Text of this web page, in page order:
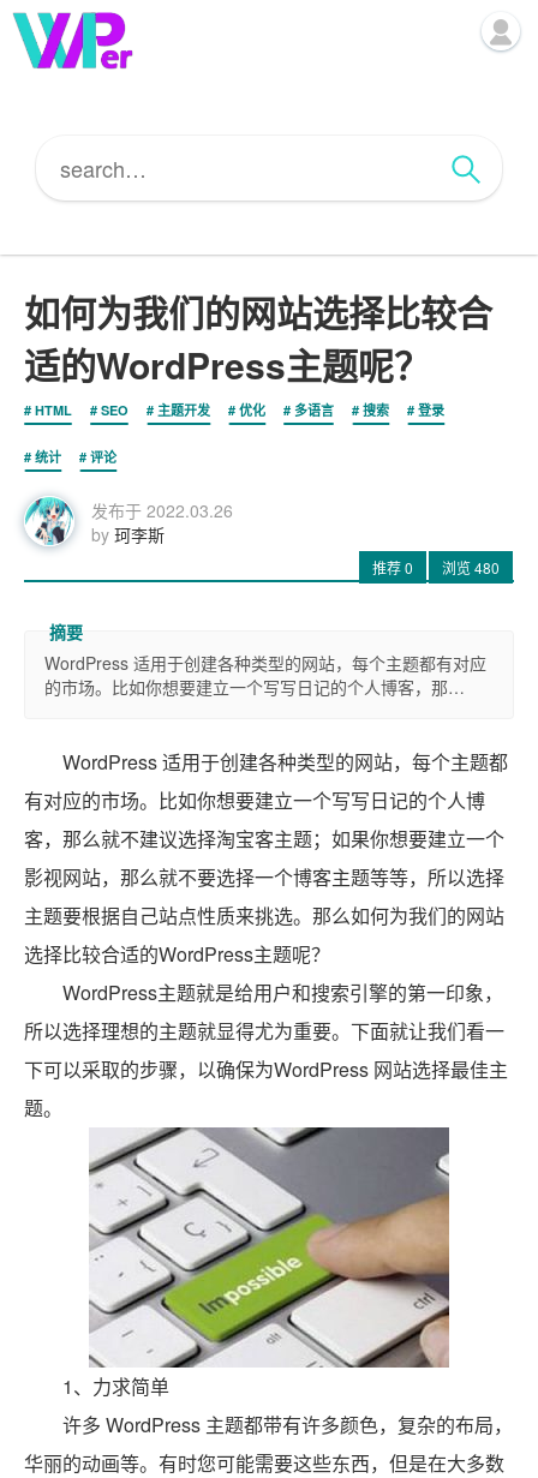
如何为我们的网站选择比较合
适的WordPress主题呢？
HTML SEO 主题开发 优化 多语言 搜索 登录
统计 评论
发布于 2022.03.26
by 珂李斯
推荐0 浏览480
WordPress 适用于创建各种类型的网站，每个主题都有对应
的市场。比如你想要建立一个写写日记的个人博客，那…
WordPress 适用于创建各种类型的网站，每个主题都
有对应的市场。比如你想要建立一个写写日记的个人博
客，那么就不建议选择淘宝客主题；如果你想要建立一个
影视网站，那么就不要选择一个博客主题等等，所以选择
主题要根据自己站点性质来挑选。那么如何为我们的网站
选择比较合适的WordPress主题呢？
WordPress主题就是给用户和搜索引擎的第一印象，
所以选择理想的主题就显得尤为重要。下面就让我们看一
下可以采取的步骤，以确保为WordPress 网站选择最佳主
题。
1、力求简单
许多 WordPress 主题都带有许多颜色，复杂的布局，
华丽的动画等。有时您可能需要这些东西，但是在大多数